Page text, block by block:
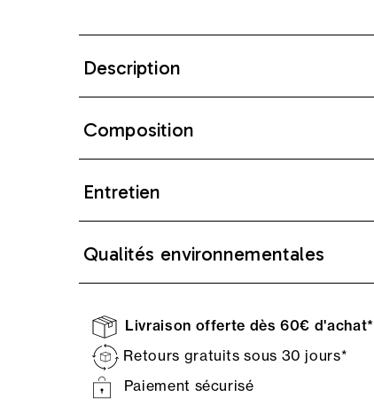
Description
Composition
Entretien
Qualités environnementales
Livraison offerte dès 60€ d'achat*
Retours gratuits sous 30 jours*
Paiement sécurisé